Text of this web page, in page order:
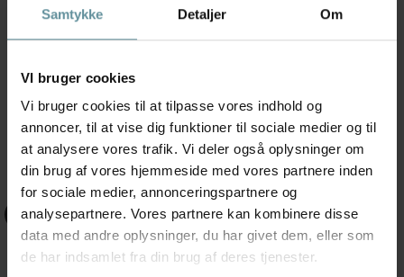
Samtykke Detaljer Om
VI bruger cookies
Vi bruger cookies til at tilpasse vores indhold og
annoncer, til at vise dig funktioner til sociale medier og til
at analysere vores trafik. Vi deler også oplysninger om
din brug af vores hjemmeside med vores partnere inden
for sociale medier, annonceringspartnere og
analysepartnere. Vores partnere kan kombinere disse
data med andre oplysninger, du har givet dem, eller som
de har indsamlet fra din brug af deres tjenester.
Wasabiconcept
Kaffe Curve KCnadine Dress -
Printet kjole...
599,95 kr
Wasabi WA-AILI 1 T-Shirt - Grå t-
shirt...
349,95 kr
+42 +42